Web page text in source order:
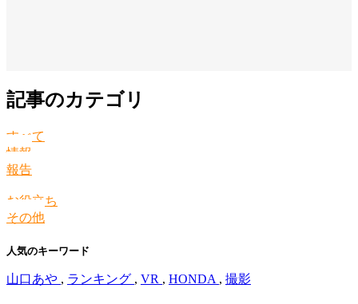
記事のカテゴリ
すべて
情報
報告
お役立ち
その他
人気のキーワード
山口あや , ランキング , VR , HONDA , 撮影